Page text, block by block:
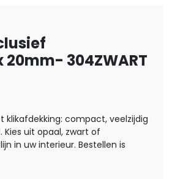
304ZWART
klikafdekking: compact, veelzijdig
uit opaal, zwart of
in uw interieur. Bestellen is